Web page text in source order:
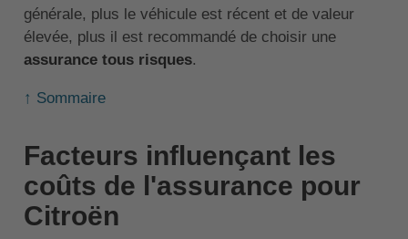
générale, plus le véhicule est récent et de valeur
élevée, plus il est recommandé de choisir une
assurance tous risques.
↑ Sommaire
Facteurs influençant les
coûts de l'assurance pour
Citroën